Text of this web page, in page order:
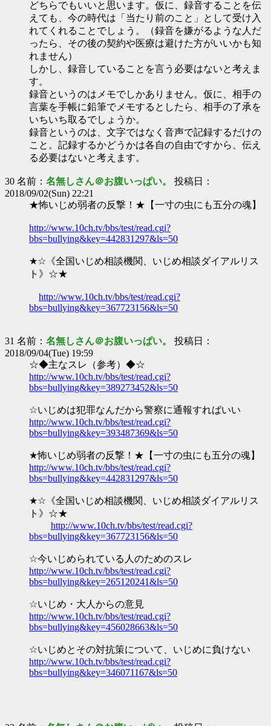
どちらでもいいと思います。仮に、録音することを伝
えても、今の時代は「当たり前のこと」として受け入
れてくれることでしょう。（録音を嫌がるような人だ
ったら、その後の契約や医療は避けた方がいいかも知
れません）
しかし、録音していることを言う必要はないと考えま
す。
録音というのはメモでしかありません。仮に、相手の
言葉を手帳に鉛筆でメモするとしたら、相手の了承を
いちいち取るでしょうか。
録音というのは、文字ではなく音声で記録するだけの
こと。記録するかどうかは各自の自由ですから、伝え
る必要はないと考えます。
30 名前： 名無しさん＠お腹いっぱい。 投稿日：
2018/09/02(Sun) 22:21
★怖いじめ弱者の反撃！★【一寸の虫にも五分の魂】
http://www.10ch.tv/bbs/test/read.cgi?
bbs=bullying&key=442831297&ls=50
★☆《全国いじめ相談機関、いじめ相談ダイアルリス
ト》☆★
http://www.10ch.tv/bbs/test/read.cgi?
bbs=bullying&key=367723156&ls=50
31 名前： 名無しさん＠お腹いっぱい。 投稿日：
2018/09/04(Tue) 19:59
☆◆主なスレ（参考）◆☆
http://www.10ch.tv/bbs/test/read.cgi?
bbs=bullying&key=389273452&ls=50
☆いじめは犯罪なんだから警察に通報すればいい
http://www.10ch.tv/bbs/test/read.cgi?
bbs=bullying&key=393487369&ls=50
★怖いじめ弱者の反撃！★【一寸の虫にも五分の魂】
http://www.10ch.tv/bbs/test/read.cgi?
bbs=bullying&key=442831297&ls=50
★☆《全国いじめ相談機関、いじめ相談ダイアルリス
ト》☆★
http://www.10ch.tv/bbs/test/read.cgi?
bbs=bullying&key=367723156&ls=50
☆今いじめられている人のためのスレ
http://www.10ch.tv/bbs/test/read.cgi?
bbs=bullying&key=265120241&ls=50
☆いじめ・大人からの意見
http://www.10ch.tv/bbs/test/read.cgi?
bbs=bullying&key=456028663&ls=50
☆いじめとその対抗策について、いじめに負けない
http://www.10ch.tv/bbs/test/read.cgi?
bbs=bullying&key=346071167&ls=50